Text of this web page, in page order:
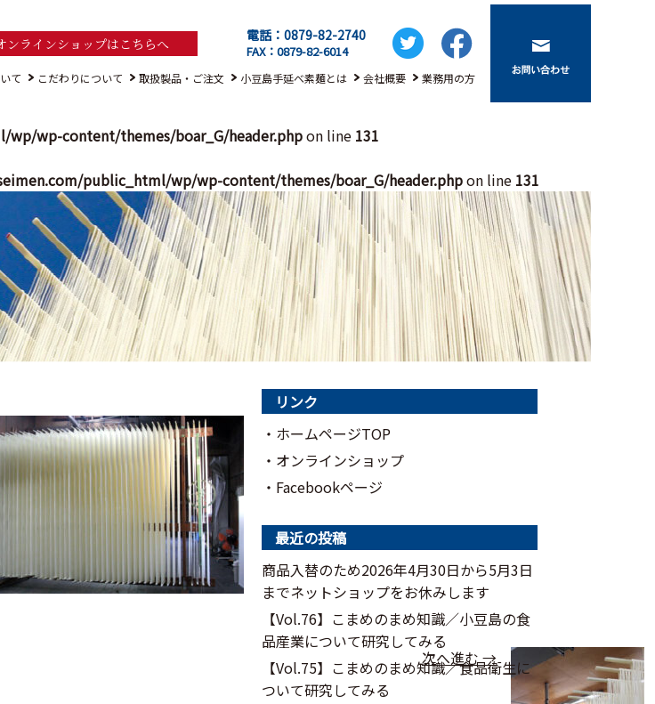
ンラインショップはこちらへ 電話：0879-82-2740
FAX：0879-82-6014
て こだわりについて 取扱製品・ご注文 小豆島手延べ素麺とは 会社概要 業務用の方
wp-content/themes/boar_G/header.phpon line 131
public_html/wp/wp-content/themes/boar_G/header.phpon line 131
次へ進む →
リンク
・ホームページTOP
・オンラインショップ
・Facebookページ
最近の投稿
商品入替のため2026年4月30日から5月3日
までネットショップをお休みします
【Vol.76】こまめのまめ知識／⼩⾖島の⾷
品産業について研究してみる
【Vol.75】こまめのまめ知識／食品衛生に
ついて研究してみる